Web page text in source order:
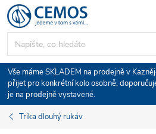
Přejít
na
obsah
Vše máme SKLADEM na prodejně v
přijet pro konkrétní kolo osobně,
je na prodejně vystavené.
Trika dlouhý rukáv